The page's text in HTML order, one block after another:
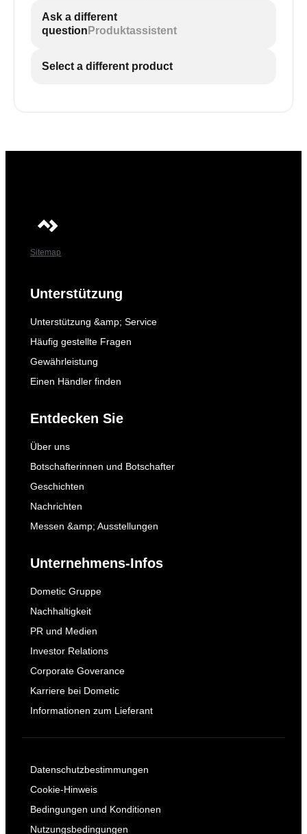
Ask a different
question Produktassistent
Select a different product
Sitemap
Unterstützung
Unterstützung &amp; Service
Häufig gestellte Fragen
Gewährleistung
Einen Händler finden
Entdecken Sie
Über uns
Botschafterinnen und Botschafter
Geschichten
Nachrichten
Messen &amp; Ausstellungen
Unternehmens-Infos
Dometic Gruppe
Nachhaltigkeit
PR und Medien
Investor Relations
Corporate Goverance
Karriere bei Dometic
Informationen zum Lieferant
Datenschutzbestimmungen
Cookie-Hinweis
Bedingungen und Konditionen
Nutzungsbedingungen